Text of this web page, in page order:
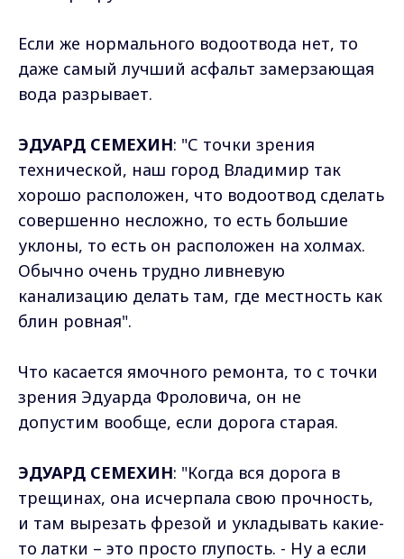
Если же нормального водоотвода нет, то
даже самый лучший асфальт замерзающая
вода разрывает.
ЭДУАРД СЕМЕХИН: "С точки зрения
технической, наш город Владимир так
хорошо расположен, что водоотвод сделать
совершенно несложно, то есть большие
уклоны, то есть он расположен на холмах.
Обычно очень трудно ливневую
канализацию делать там, где местность как
блин ровная".
Что касается ямочного ремонта, то с точки
зрения Эдуарда Фроловича, он не
допустим вообще, если дорога старая.
ЭДУАРД СЕМЕХИН: "Когда вся дорога в
трещинах, она исчерпала свою прочность,
и там вырезать фрезой и укладывать какие-
то латки – это просто глупость. - Ну а если